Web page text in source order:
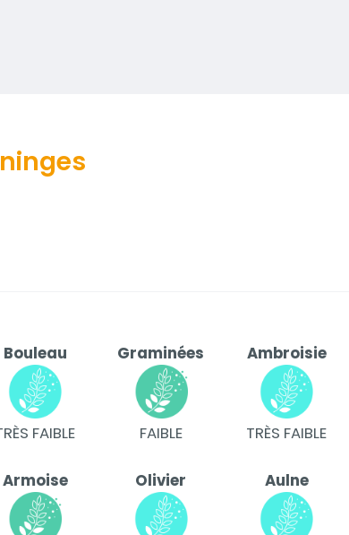
Bouleau
FAIBLE
Graminées
FAIBLE
Ambroisie
TRÈS FAIBLE
Armoise Olivier Aulne